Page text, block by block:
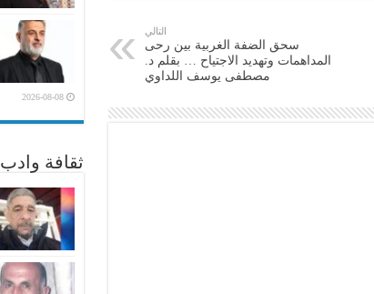
التالي
سحق الضفة الغربية بين رحى
المداهمات وتهديد الاجتياح … بقلم د.
مصطفى يوسف اللداوي
2026-08-08
ثقافة وادب